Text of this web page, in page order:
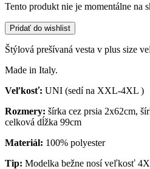
Tento produkt nie je momentálne na
Pridať do wishlist
Štýlová prešívaná vesta v plus size
Made in Italy.
Veľkosť: UNI (sedí na XXL-4XL )
Rozmery: šírka cez prsia 2x62cm,
celková dĺžka 99cm
Materiál: 100% polyester
Tip: Modelka bežne nosí veľkosť